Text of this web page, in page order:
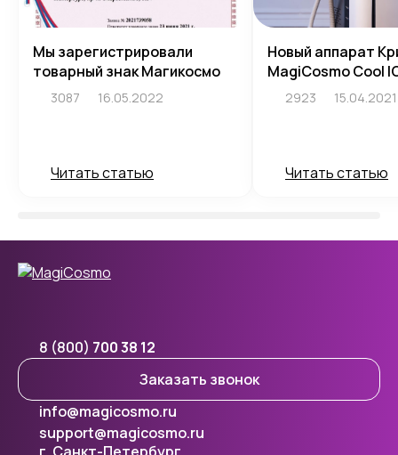
Мы зарегистрировали
товарный знак Магикосмо
3087 16.05.2022
Читать статью
Новый аппарат
MagiCosmo Cool
2923 15.04.2021
Читать статью
8 (800) 700 38 12
Заказать звонок
info@magicosmo.ru
support@magicosmo.ru